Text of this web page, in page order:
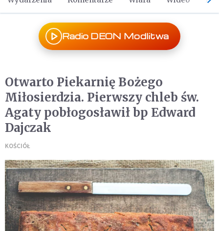
Radio DEON Modlitwa
Otwarto Piekarnię Bożego
Miłosierdzia. Pierwszy chleb św.
Agaty pobłogosławił bp Edward
Dajczak
KOŚCIÓŁ